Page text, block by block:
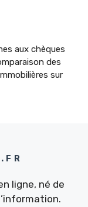
aux chèques
des
sur
ligne, né de